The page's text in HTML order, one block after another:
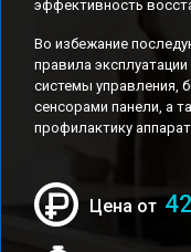
эффективность
Во избежание
правила
системы управления,
сенсорами панели, а
профилактику
Цена от